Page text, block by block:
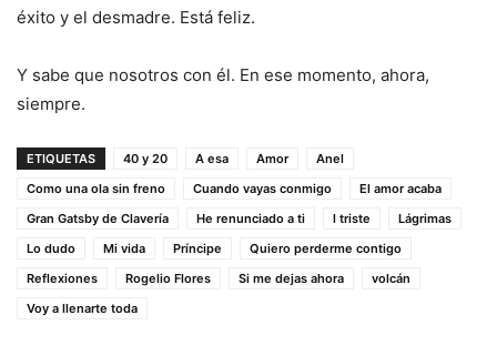
éxito y el desmadre. Está feliz.
Y sabe que nosotros con él. En ese momento, ahora,
siempre.
ETIQUETAS 40 y 20 A esa Amor
Anel
Como una ola sin freno
Cuando vayas conmigo
El amor acaba
Gran Gatsby de Clavería
He renunciado a ti l triste
Lágrimas
Lo dudo
Mi vida Príncipe
Quiero perderme contigo
Reflexiones
Rogelio Flores Si me dejas ahora
volcán
Voy a llenarte toda